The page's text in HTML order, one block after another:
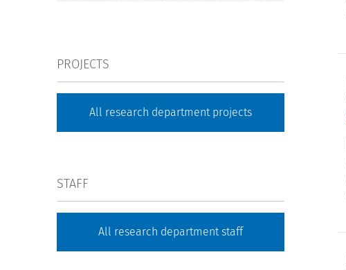
PROJECTS
All research department projects
STAFF
All research department staff